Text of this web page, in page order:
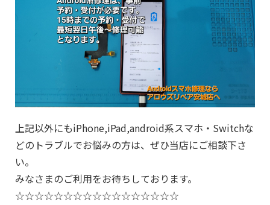
上記以外にもiPhone,iPad,android系スマホ・Switchな
どのトラブルでお悩みの方は、ぜひ当店にご相談下さ
い。
みなさまのご利用をお待ちしております。
☆☆☆☆☆☆☆☆☆☆☆☆☆☆☆☆☆